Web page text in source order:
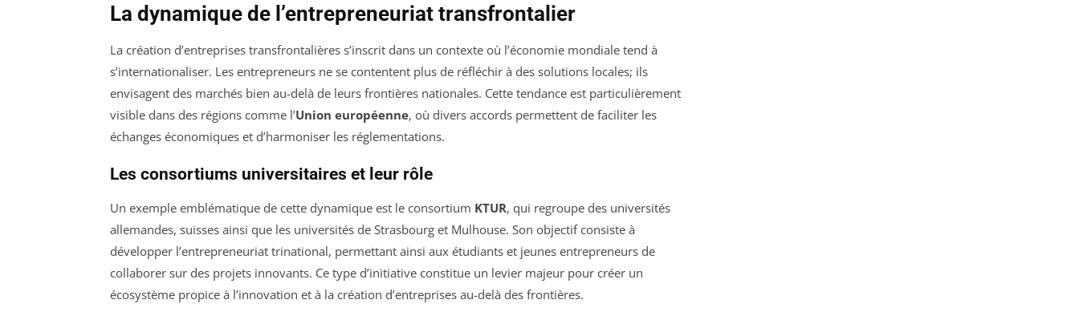
La dynamique de l’entrepreneuriat transfrontalier
La création d’entreprises transfrontalières s’inscrit dans un contexte où l’économie mondiale tend à
s’internationaliser. Les entrepreneurs ne se contentent plus de réfléchir à des solutions locales; ils
envisagent des marchés bien au-delà de leurs frontières nationales. Cette tendance est particulièrement
visible dans des régions comme l’Union européenne, où divers accords permettent de faciliter les
échanges économiques et d’harmoniser les réglementations.
Les consortiums universitaires et leur rôle
Un exemple emblématique de cette dynamique est le consortium KTUR, qui regroupe des universités
allemandes, suisses ainsi que les universités de Strasbourg et Mulhouse. Son objectif consiste à
développer l’entrepreneuriat trinational, permettant ainsi aux étudiants et jeunes entrepreneurs de
collaborer sur des projets innovants. Ce type d’initiative constitue un levier majeur pour créer un
écosystème propice à l’innovation et à la création d’entreprises au-delà des frontières.